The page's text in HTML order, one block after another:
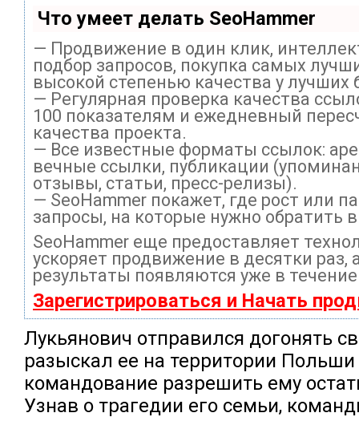
Что умеет делать SeoHammer
— Продвижение в один клик,
подбор запросов, покупка самых
высокой степенью качества у лучших
— Регулярная проверка качества
100 показателям и ежедневный
качества проекта.
— Все известные форматы ссылок:
вечные ссылки, публикации
отзывы, статьи, пресс-релизы).
— SeoHammer покажет, где рост или
запросы, на которые нужно обратить
SeoHammer еще предоставляет
ускоряет продвижение в десятки раз,
результаты появляются уже в
Зарегистрироваться и Начать
Лукьянович отправился догонять
разыскал ее на территории Польши
командование разрешить ему
Узнав о трагедии его семьи,